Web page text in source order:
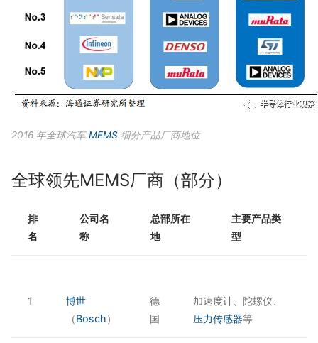
2016 年全球汽车MEMS 细分产品厂商地位
全球领先MEMS厂商（部分）
排
名
公司名
称
总部所在
地
主要产品类
型
1
博世
（Bosch）
德
国
加速度计、陀螺仪、
压力传感器等